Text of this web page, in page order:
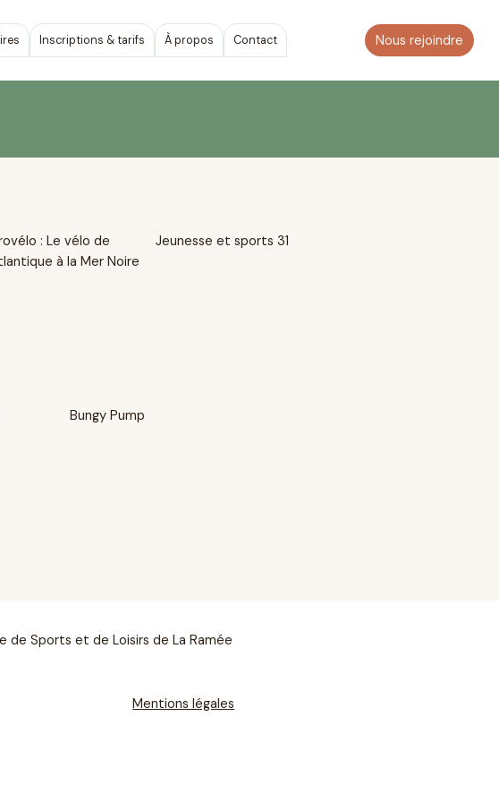
Inscriptions & tarifs À propos Contact Nous rejoindre
: Le vélo de
à la Mer Noire
Jeunesse et sports 31
Bungy Pump
Sports et de Loisirs de La Ramée
Mentions légales